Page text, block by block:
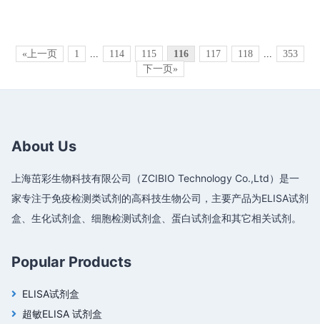
«上一页 1 ... 114 115 116 117 118 ...
353
下一页»
About Us
上海茁彩生物科技有限公司（ZCIBIO Technology Co.,Ltd）是一
家专注于免疫检测类试剂的高科技生物公司，主要产品为ELISA试剂
盒、生化试剂盒、细胞检测试剂盒、蛋白试剂盒和其它相关试剂。
Popular Products
ELISA试剂盒
超敏ELISA 试剂盒